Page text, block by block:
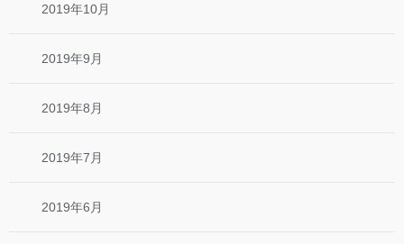
2019年10月
2019年9月
2019年8月
2019年7月
2019年6月